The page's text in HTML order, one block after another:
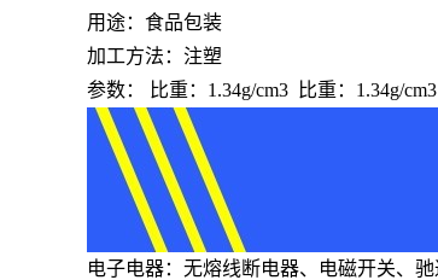
用途：食品包装
加工方法：注塑
参数： 比重：1.34g/cm3 比重：1.34g/
电子电器：无熔线断电器、电磁开关、